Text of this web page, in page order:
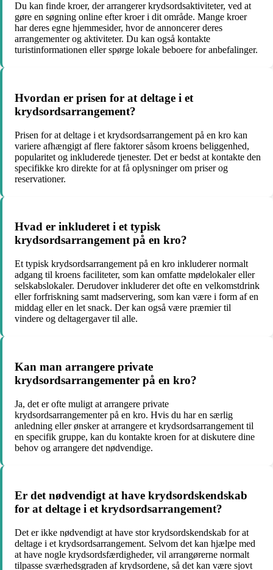
Du kan finde kroer, der arrangerer krydsordsaktiviteter, ved at
gøre en søgning online efter kroer i dit område. Mange kroer
har deres egne hjemmesider, hvor de annoncerer deres
arrangementer og aktiviteter. Du kan også kontakte
turistinformationen eller spørge lokale beboere for anbefalinger.
Hvordan er prisen for at deltage i et
krydsordsarrangement?
Prisen for at deltage i et krydsordsarrangement på en kro kan
variere afhængigt af flere faktorer såsom kroens beliggenhed,
popularitet og inkluderede tjenester. Det er bedst at kontakte den
specifikke kro direkte for at få oplysninger om priser og
reservationer.
Hvad er inkluderet i et typisk
krydsordsarrangement på en kro?
Et typisk krydsordsarrangement på en kro inkluderer normalt
adgang til kroens faciliteter, som kan omfatte mødelokaler eller
selskabslokaler. Derudover inkluderer det ofte en velkomstdrink
eller forfriskning samt madservering, som kan være i form af en
middag eller en let snack. Der kan også være præmier til
vindere og deltagergaver til alle.
Kan man arrangere private
krydsordsarrangementer på en kro?
Ja, det er ofte muligt at arrangere private
krydsordsarrangementer på en kro. Hvis du har en særlig
anledning eller ønsker at arrangere et krydsordsarrangement til
en specifik gruppe, kan du kontakte kroen for at diskutere dine
behov og arrangere det nødvendige.
Er det nødvendigt at have krydsordskendskab
for at deltage i et krydsordsarrangement?
Det er ikke nødvendigt at have stor krydsordskendskab for at
deltage i et krydsordsarrangement. Selvom det kan hjælpe med
at have nogle krydsordsfærdigheder, vil arrangørerne normalt
tilpasse sværhedsgraden af krydsordene, så det kan være sjovt